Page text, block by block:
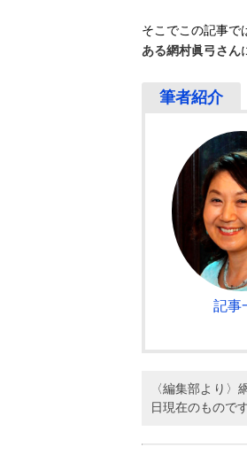
そこでこの記事で
ある網村眞弓さん
記事
〈編集部より
日現在のものです